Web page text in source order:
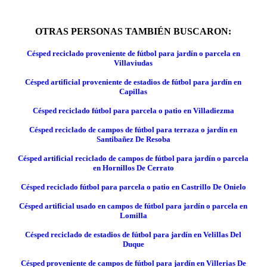
OTRAS PERSONAS TAMBIÉN BUSCARON:
Césped reciclado proveniente de fútbol para jardín o parcela en
Villaviudas
Césped artificial proveniente de estadios de fútbol para jardín en
Capillas
Césped reciclado fútbol para parcela o patio en Villadiezma
Césped reciclado de campos de fútbol para terraza o jardín en
Santibañez De Resoba
Césped artificial reciclado de campos de fútbol para jardín o parcela
en Hornillos De Cerrato
Césped reciclado fútbol para parcela o patio en Castrillo De Onielo
Césped artificial usado en campos de fútbol para jardín o parcela en
Lomilla
Césped reciclado de estadios de fútbol para jardín en Velillas Del
Duque
Césped proveniente de campos de fútbol para jardín en Villerias De